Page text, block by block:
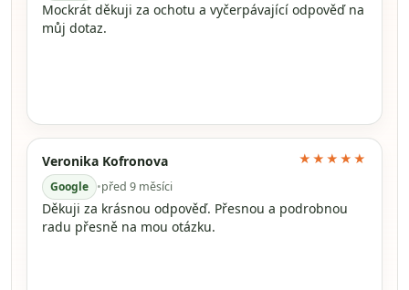
Mockrát děkuji za ochotu a vyčerpávající odpověď na
můj dotaz.
Veronika Kofronova
Google •před 9 měsíci
★★★★★
Děkuji za krásnou odpověď. Přesnou a podrobnou
radu přesně na mou otázku.